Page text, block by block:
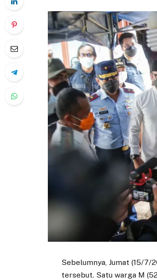
Sebelumnya, Jumat (15/
tersebut. Satu warga M